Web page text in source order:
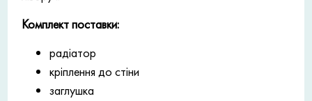
Комплект поставки:
радіатор
кріплення до стіни
заглушка